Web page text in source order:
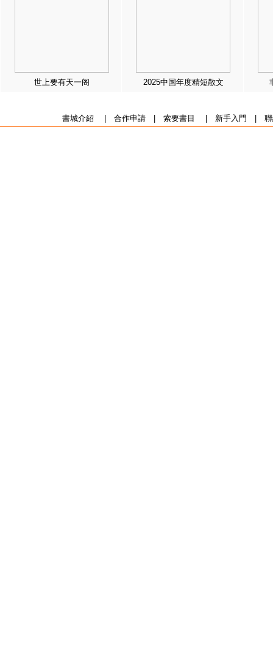
世上要有天一阁 2025中国年度精短散文
書城介紹 合作申請| 索要書目 新手入門